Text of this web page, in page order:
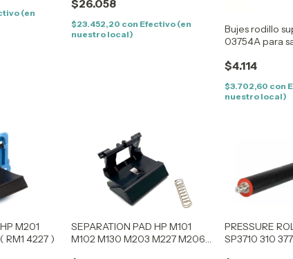
(en
$26.058
$23.452,20 con Efectivo (en
nuestro local)
Bujes rodillo
03754A para
ML2165
$4.114
$3.702,60 con
nuestro local)
M201
RM1 4227 )
SEPARATION PAD HP M101
M102 M130 M203 M227 M206
PRESSURE
SP3710 310